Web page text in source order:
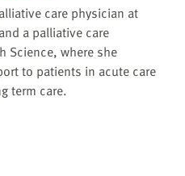
care physician at
a palliative care
Science, where she
to patients in acute care
term care.